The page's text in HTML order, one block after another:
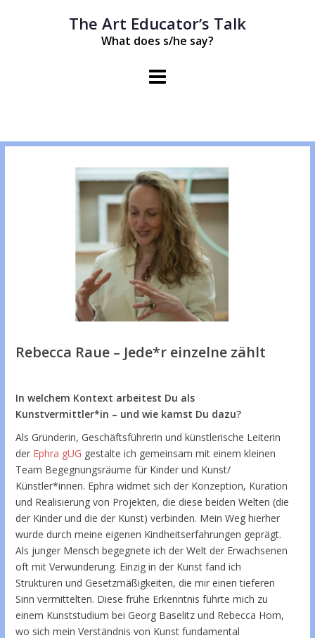
The Art Educatorʼs Talk
What does s/he say?
Rebecca Raue – Jede*r einzelne zählt
In welchem Kontext arbeitest Du als
Kunstvermittler*in – und wie kamst Du dazu?
Als Gründerin, Geschäftsführerin und künstlerische Leiterin
der Ephra gUG gestalte ich gemeinsam mit einem kleinen
Team Begegnungsräume für Kinder und Kunst/
Künstler*innen. Ephra widmet sich der Konzeption, Kuration
und Realisierung von Projekten, die diese beiden Welten (die
der Kinder und die der Kunst) verbinden. Mein Weg hierher
wurde durch meine eigenen Kindheitserfahrungen geprägt.
Als junger Mensch begegnete ich der Welt der Erwachsenen
oft mit Verwunderung. Einzig in der Kunst fand ich
Strukturen und Gesetzmäßigkeiten, die mir einen tieferen
Sinn vermittelten. Diese frühe Erkenntnis führte mich zu
einem Kunststudium bei Georg Baselitz und Rebecca Horn,
wo sich mein Verständnis von Kunst fundamental